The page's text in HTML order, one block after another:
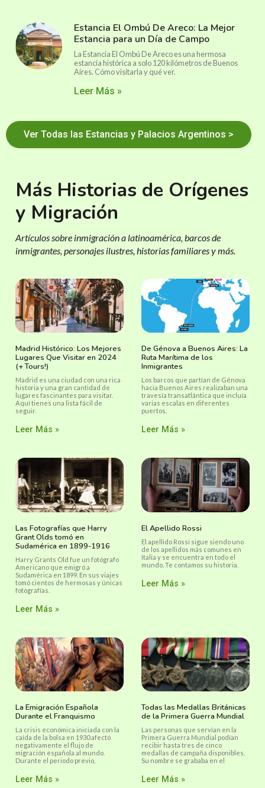
Estancia El Ombú De Areco: La Mejor
Estancia para un Día de Campo
La Estancia El Ombú De Areco es una hermosa
estancia histórica a solo 120 kilómetros de Buenos
Aires. Cómo visitarla y qué ver.
Leer Más »
Ver Todas las Estancias y Palacios Argentinos >
Más Historias de Orígenes
y Migración
Artículos sobre inmigración a latinoamérica, barcos de
inmigrantes, personajes ilustres, historias familiares y más.
Madrid Histórico: Los Mejores
Lugares Que Visitar en 2024
(+ Tours!)
Madrid es una ciudad con una rica
historia y una gran cantidad de
lugares fascinantes para visitar.
Aquí tienes una lista fácil de
seguir.
Leer Más »
De Génova a Buenos Aires: La
Ruta Marítima de los
Inmigrantes
Los barcos que partían de Génova
hacia Buenos Aires realizaban una
travesía transatlántica que incluía
varias escalas en diferentes
puertos.
Leer Más »
Las Fotografías que Harry
Grant Olds tomó en
Sudamérica en 1899-1916
Harry Grants Old fue un fotógrafo
Americano que emigró a
Sudamérica en 1899. En sus viajes
tomó cientos de hermosas y únicas
fotografías.
Leer Más »
El Apellido Rossi
El apellido Rossi sigue siendo uno
de los apellidos más comunes en
Italia y se encuentra en todo el
mundo. Te contamos su historia.
Leer Más »
La Emigración Española
Durante el Franquismo
La crisis económica iniciada con la
caída de la bolsa en 1930 afectó
negativamente el flujo de
migración española al mundo.
Durante el periodo previo,
Leer Más »
Todas las Medallas Británicas
de la Primera Guerra Mundial
Las personas que servían en la
Primera Guerra Mundial podían
recibir hasta tres de cinco
medallas de campaña disponibles.
Su nombre se grababa en el
Leer Más »